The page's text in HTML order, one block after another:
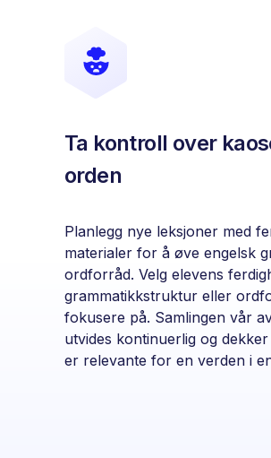
Ta kontroll over
orden
Planlegg nye leksjoner med
materialer for å øve engelsk
ordforråd. Velg elevens
grammatikkstruktur eller
fokusere på. Samlingen vår
utvides kontinuerlig og
er relevante for en verden i